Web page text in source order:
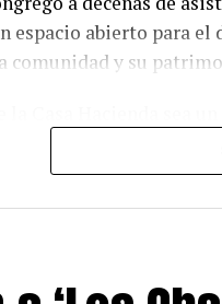
espacio abierto para
comunidad y su
y disfrutar de
demuestra el interés
gerente general de
parte del
y promover actividades